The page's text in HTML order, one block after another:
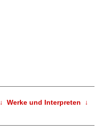
↓ Werke und Interpreten ↓